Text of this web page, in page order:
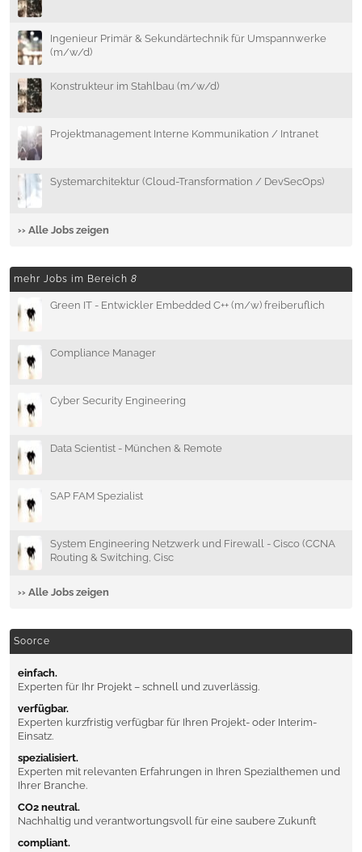
Ingenieur Primär & Sekundärtechnik für Umspannwerke
(m/w/d)
Konstrukteur im Stahlbau (m/w/d)
Projektmanagement Interne Kommunikation / Intranet
Systemarchitektur (Cloud-Transformation / DevSecOps)
›› Alle Jobs zeigen
mehr Jobs im Bereich 8
Green IT - Entwickler Embedded C++ (m/w) freiberuflich
Compliance Manager
Cyber Security Engineering
Data Scientist - München & Remote
SAP FAM Spezialist
System Engineering Netzwerk und Firewall - Cisco (CCNA
Routing & Switching, Cisc
›› Alle Jobs zeigen
Soorce
einfach.
Experten für Ihr Projekt – schnell und zuverlässig.
verfügbar.
Experten kurzfristig verfügbar für Ihren Projekt- oder Interim-
Einsatz.
spezialisiert.
Experten mit relevanten Erfahrungen in Ihren Spezialthemen und
Ihrer Branche.
CO2 neutral.
Nachhaltig und verantwortungsvoll für eine saubere Zukunft
compliant.